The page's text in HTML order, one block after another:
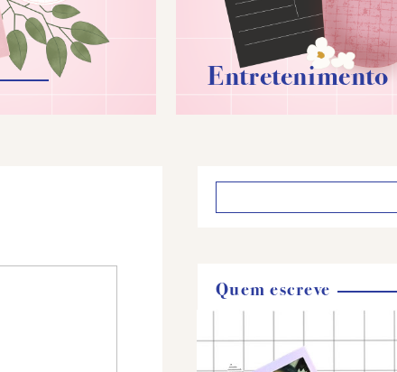
Entretenimento
Quem escreve